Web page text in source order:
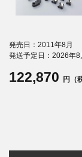
発売日：2011年8月
発送予定日：2026年8
122,870 円（